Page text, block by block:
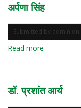
अर्पणा सिंह
Submitted by admin on
Read more
डॉ. प्रशांत आर्य